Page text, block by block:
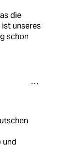
die
unseres
schon
und